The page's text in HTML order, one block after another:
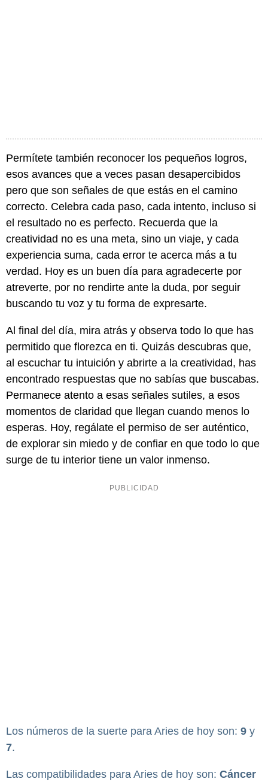
Permítete también reconocer los pequeños logros,
esos avances que a veces pasan desapercibidos
pero que son señales de que estás en el camino
correcto. Celebra cada paso, cada intento, incluso si
el resultado no es perfecto. Recuerda que la
creatividad no es una meta, sino un viaje, y cada
experiencia suma, cada error te acerca más a tu
verdad. Hoy es un buen día para agradecerte por
atreverte, por no rendirte ante la duda, por seguir
buscando tu voz y tu forma de expresarte.
Al final del día, mira atrás y observa todo lo que has
permitido que florezca en ti. Quizás descubras que,
al escuchar tu intuición y abrirte a la creatividad, has
encontrado respuestas que no sabías que buscabas.
Permanece atento a esas señales sutiles, a esos
momentos de claridad que llegan cuando menos lo
esperas. Hoy, regálate el permiso de ser auténtico,
de explorar sin miedo y de confiar en que todo lo que
surge de tu interior tiene un valor inmenso.
Los números de la suerte para Aries de hoy son: 9 y
7.
Las compatibilidades para Aries de hoy son: Cáncer